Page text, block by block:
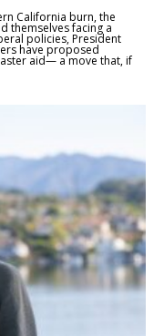
California burn, the
themselves facing a
policies, President
have proposed
aid— a move that, if